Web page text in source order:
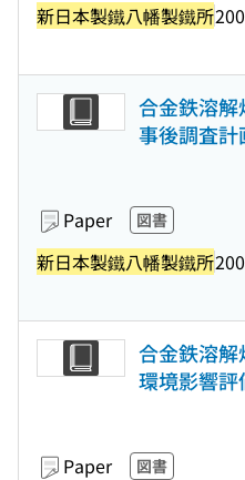
新日本製鐵八幡製鐵所
合金鉄溶解
事後調査計
Paper 図書
新日本製鐵八幡製鐵所
合金鉄溶解
環境影響評
Paper 図書